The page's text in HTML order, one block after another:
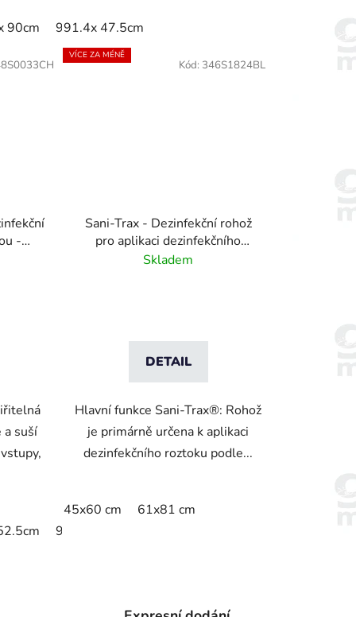
90cm 91cm x 152cm
91.4x 47.5cm
-
a suší
91.4 x 200cm
VÍCE ZA MÉNĚ
Sani-Trax - Dezinfekční rohož
pro aplikaci dezinfekčního
roztoku
Skladem
DETAIL
Hlavní funkce Sani-Trax®: Rohož
je primárně určena k aplikaci
dezinfekčního roztoku podle...
45x60 cm 61x81 cm
Kód: 346S1824BL